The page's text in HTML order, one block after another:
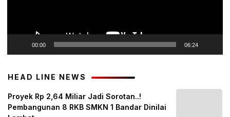
00:00 06:24
HEAD LINE NEWS
Proyek Rp 2,64 Miliar Jadi Sorotan..!
Pembangunan 8 RKB SMKN 1 Bandar Dinilai